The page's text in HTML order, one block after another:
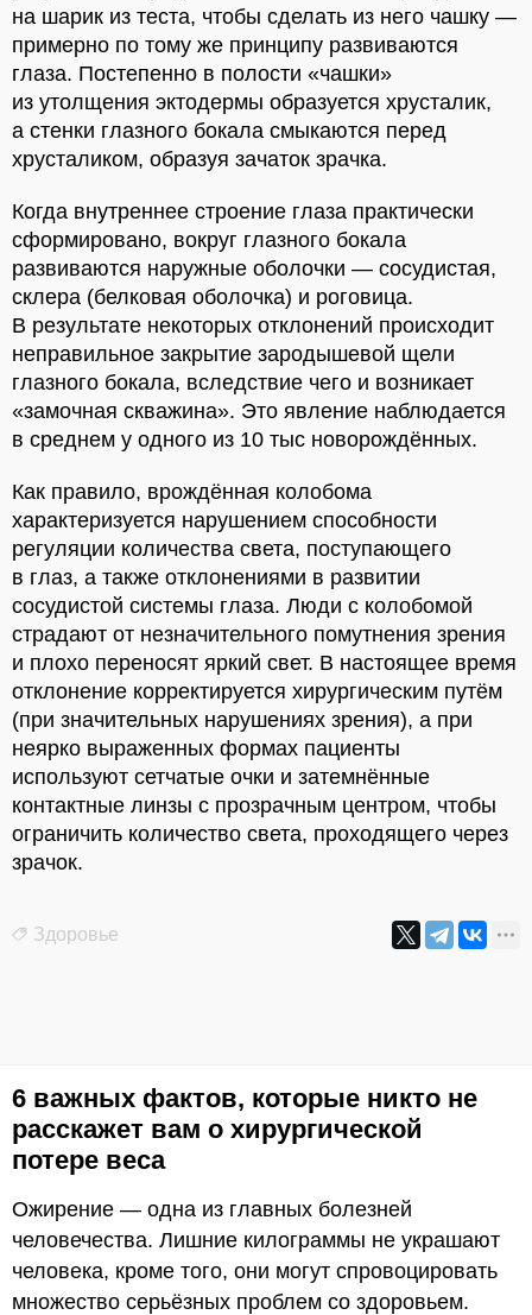
на шарик из теста, чтобы сделать из него чашку —
примерно по тому же принципу развиваются
глаза. Постепенно в полости «чашки»
из утолщения эктодермы образуется хрусталик,
а стенки глазного бокала смыкаются перед
хрусталиком, образуя зачаток зрачка.
Когда внутреннее строение глаза практически
сформировано, вокруг глазного бокала
развиваются наружные оболочки — сосудистая,
склера (белковая оболочка) и роговица.
В результате некоторых отклонений происходит
неправильное закрытие зародышевой щели
глазного бокала, вследствие чего и возникает
«замочная скважина». Это явление наблюдается
в среднем у одного из 10 тыс новорождённых.
Как правило, врождённая колобома
характеризуется нарушением способности
регуляции количества света, поступающего
в глаз, а также отклонениями в развитии
сосудистой системы глаза. Люди с колобомой
страдают от незначительного помутнения зрения
и плохо переносят яркий свет. В настоящее время
отклонение корректируется хирургическим путём
(при значительных нарушениях зрения), а при
неярко выраженных формах пациенты
используют сетчатые очки и затемнённые
контактные линзы с прозрачным центром, чтобы
ограничить количество света, проходящего через
зрачок.
Здоровье
6 важных фактов, которые никто не
расскажет вам о хирургической
потере веса
Ожирение — одна из главных болезней
человечества. Лишние килограммы не украшают
человека, кроме того, они могут спровоцировать
множество серьёзных проблем со здоровьем.